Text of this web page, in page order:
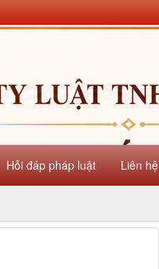
Hỏi đáp pháp luật Liên hệ